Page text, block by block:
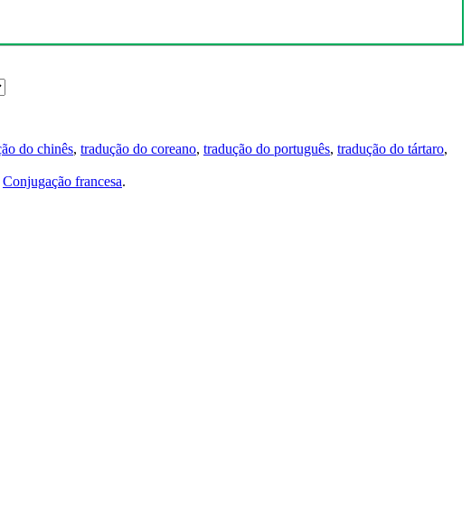
do chinês, tradução do coreano, tradução do português, tradução do tártaro,
Conjugação francesa.